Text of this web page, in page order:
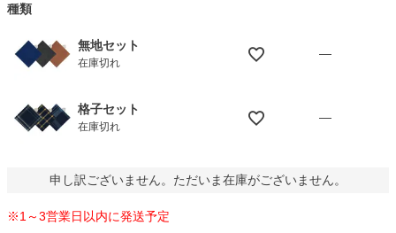
種類
無地セット
在庫切れ
—
格子セット
在庫切れ
—
申し訳ございません。ただいま在庫がございません。
※1～3営業日以内に発送予定